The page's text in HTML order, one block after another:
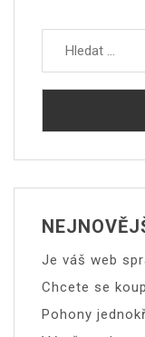
Je váš web
Chcete se
Pohony